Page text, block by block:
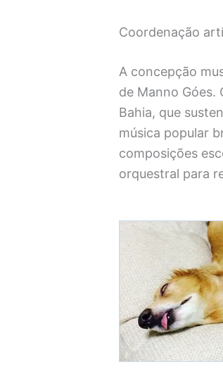
Coordenação
A concepção
de Manno Góes.
Bahia, que
música popular
composições
orquestral para